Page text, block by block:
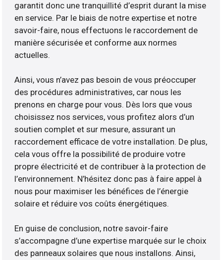
garantit donc une tranquillité d’esprit durant la mise
en service. Par le biais de notre expertise et notre
savoir-faire, nous effectuons le raccordement de
manière sécurisée et conforme aux normes
actuelles.
Ainsi, vous n’avez pas besoin de vous préoccuper
des procédures administratives, car nous les
prenons en charge pour vous. Dès lors que vous
choisissez nos services, vous profitez alors d’un
soutien complet et sur mesure, assurant un
raccordement efficace de votre installation. De plus,
cela vous offre la possibilité de produire votre
propre électricité et de contribuer à la protection de
l’environnement. N’hésitez donc pas à faire appel à
nous pour maximiser les bénéfices de l’énergie
solaire et réduire vos coûts énergétiques.
En guise de conclusion, notre savoir-faire
s’accompagne d’une expertise marquée sur le choix
des panneaux solaires que nous installons. Ainsi,